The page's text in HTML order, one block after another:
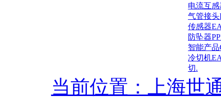
电流互
气管接
传感器
防坠器
智能产
冷切机
切.
当前位置：上海世